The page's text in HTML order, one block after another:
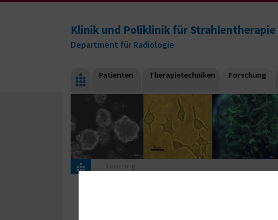
Klinik und Poliklinik für Strahlentherapie
Department für Radiologie
Patienten Therapietechniken Forschung
Forschung